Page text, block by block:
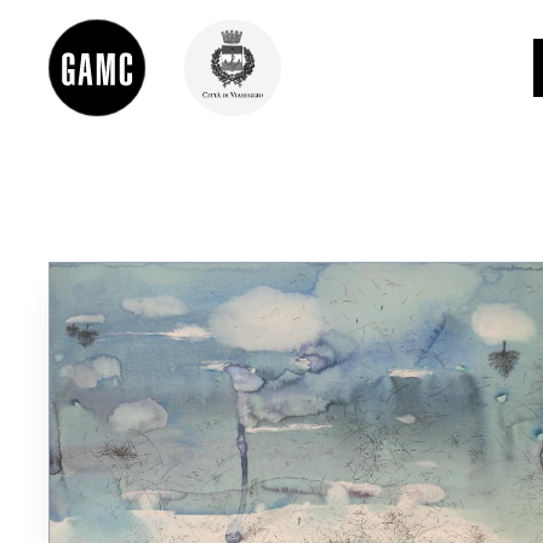
DIDATTICA
SHOP
LE COLLEZIONI
GLI AUTORI
LORENZO VIANI
MOSTRE
EVENTI
PALAZZO DELLE MUSE